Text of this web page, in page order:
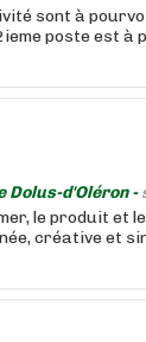
sont à
poste est à
Dolus-d'Oléron -
le produit et
créative et